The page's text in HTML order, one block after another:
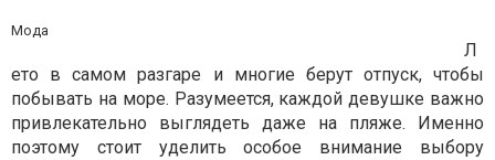
Мода
Л
ето в самом разгаре и многие берут отпуск, чтобы
побывать на море. Разумеется, каждой девушке важно
привлекательно выглядеть даже на пляже. Именно
поэтому стоит уделить особое внимание выбору